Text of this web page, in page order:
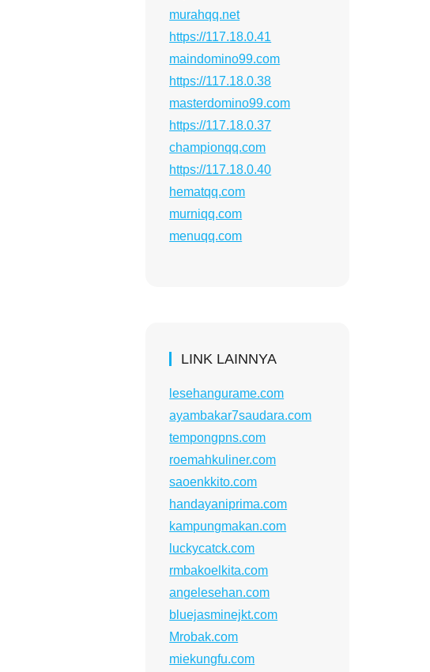
murahqq.net
https://117.18.0.41
maindomino99.com
https://117.18.0.38
masterdomino99.com
https://117.18.0.37
championqq.com
https://117.18.0.40
hematqq.com
murniqq.com
menuqq.com
LINK LAINNYA
lesehangurame.com
ayambakar7saudara.com
tempongpns.com
roemahkuliner.com
saoenkkito.com
handayaniprima.com
kampungmakan.com
luckycatck.com
rmbakoelkita.com
angelesehan.com
bluejasminejkt.com
Mrobak.com
miekungfu.com